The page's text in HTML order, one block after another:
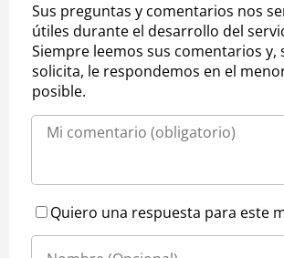
Sus preguntas y comentarios nos
útiles durante el desarrollo del
Siempre leemos sus comentarios y,
solicita, le respondemos en el
posible.
Quiero una respuesta para este